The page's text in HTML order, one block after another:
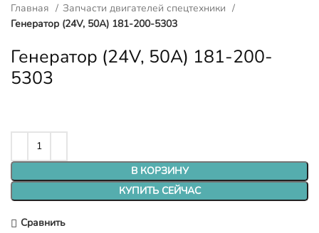
Главная
Запчасти двигателей спецтехники
Генератор (24V, 50A) 181-200-5303
Генератор (24V, 50A) 181-200-
5303
В КОРЗИНУ
КУПИТЬ СЕЙЧАС
Сравнить